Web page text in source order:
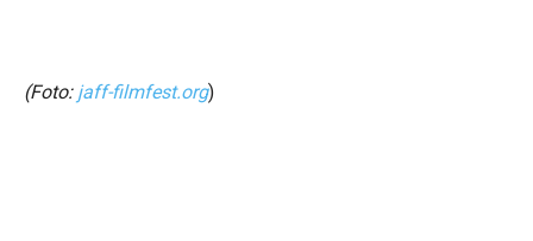
(Foto: jaff-filmfest.org)